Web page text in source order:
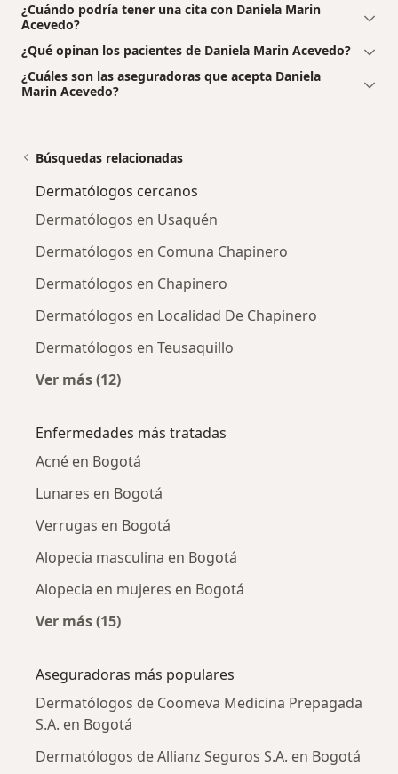
¿Cuándo podría tener una cita con Daniela Marin
Acevedo?
¿Qué opinan los pacientes de Daniela Marin Acevedo?
¿Cuáles son las aseguradoras que acepta Daniela
Marin Acevedo?
Búsquedas relacionadas
Dermatólogos cercanos
Dermatólogos en Usaquén
Dermatólogos en Comuna Chapinero
Dermatólogos en Chapinero
Dermatólogos en Localidad De Chapinero
Dermatólogos en Teusaquillo
Ver más (12)
Enfermedades más tratadas
Acné en Bogotá
Lunares en Bogotá
Verrugas en Bogotá
Alopecia masculina en Bogotá
Alopecia en mujeres en Bogotá
Ver más (15)
Aseguradoras más populares
Dermatólogos de Coomeva Medicina Prepagada
S.A. en Bogotá
Dermatólogos de Allianz Seguros S.A. en Bogotá